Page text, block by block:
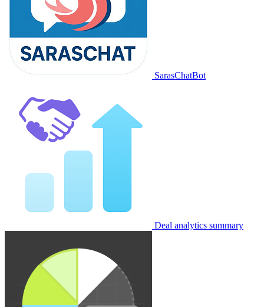
SarasChatBot
Deal analytics summary